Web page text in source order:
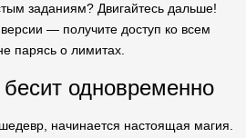
заданиям? Двигайтесь дальше!
— получите доступ ко всем
парясь о лимитах.
одновременно
начинается настоящая магия.